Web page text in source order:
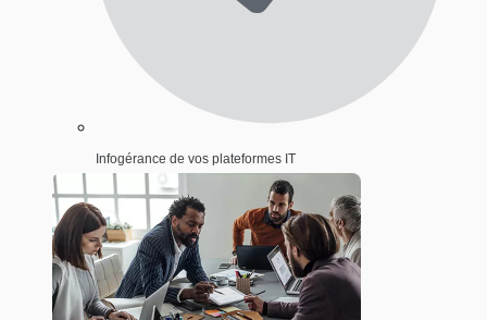
Infogérance de vos plateformes IT